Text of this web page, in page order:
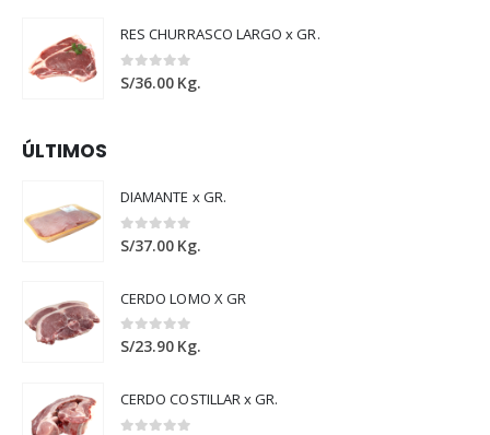
RES CHURRASCO LARGO x GR.
0out of 5
S/36.00 Kg.
ÚLTIMOS
DIAMANTE x GR.
0out of 5
S/37.00 Kg.
CERDO LOMO X GR
0out of 5
S/23.90 Kg.
CERDO COSTILLAR x GR.